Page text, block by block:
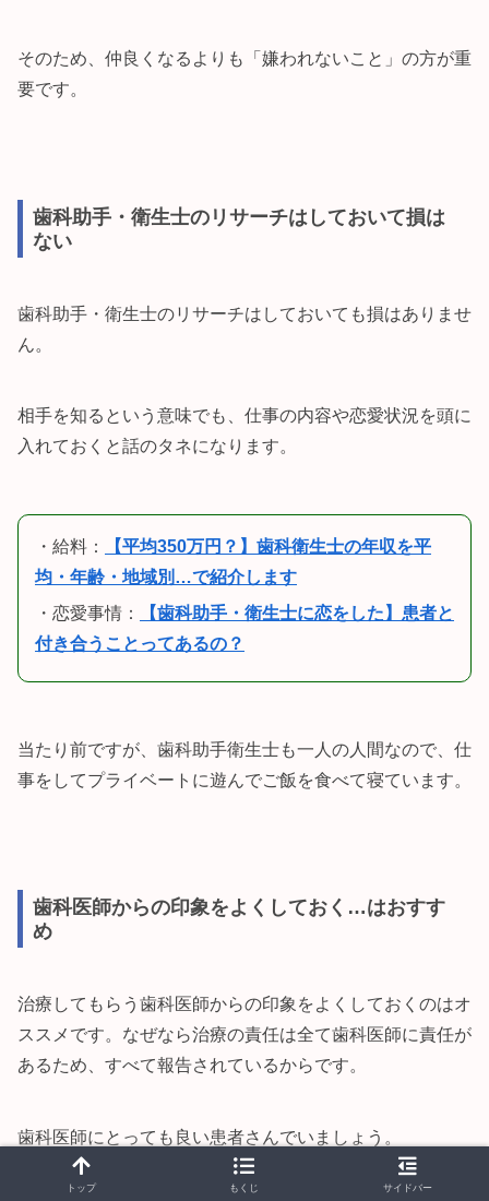
そのため、仲良くなるよりも「嫌われないこと」の方が重
要です。
歯科助手・衛生士のリサーチはしておいて損は
ない
歯科助手・衛生士のリサーチはしておいても損はありませ
ん。
相手を知るという意味でも、仕事の内容や恋愛状況を頭に
入れておくと話のタネになります。
・給料：
【平均350万円？】歯科衛生士の年収を平
均・年齢・地域別…で紹介します
・恋愛事情：
【歯科助手・衛生士に恋をした】患者と
付き合うことってあるの？
当たり前ですが、歯科助手衛生士も一人の人間なので、仕
事をしてプライベートに遊んでご飯を食べて寝ています。
歯科医師からの印象をよくしておく…はおすす
め
治療してもらう歯科医師からの印象をよくしておくのはオ
ススメです。なぜなら治療の責任は全て歯科医師に責任が
あるため、すべて報告されているからです。
歯科医師にとっても良い患者さんでいましょう。
トップ もくじ サイドバー